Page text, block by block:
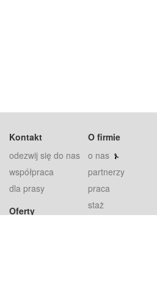
Kontakt
odezwij się do nas
współpraca
dla prasy
Oferty
O firmie
o nas
partnerzy
praca
staż